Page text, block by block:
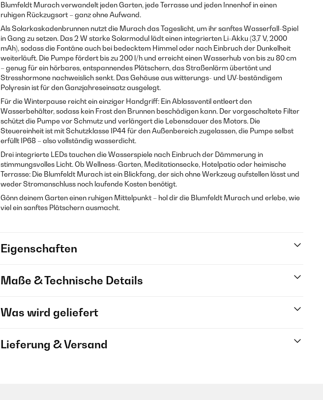
Blumfeldt Murach verwandelt jeden Garten, jede Terrasse und jeden Innenhof in einen
ruhigen Rückzugsort – ganz ohne Aufwand.
Als Solarkaskadenbrunnen nutzt die Murach das Tageslicht, um ihr sanftes Wasserfall-Spiel
in Gang zu setzen. Das 2 W starke Solarmodul lädt einen integrierten Li-Akku (3,7 V, 2000
mAh), sodass die Fontäne auch bei bedecktem Himmel oder nach Einbruch der Dunkelheit
weiterläuft. Die Pumpe fördert bis zu 200 l/h und erreicht einen Wasserhub von bis zu 80 cm
– genug für ein hörbares, entspannendes Plätschern, das Straßenlärm übertönt und
Stresshormone nachweislich senkt. Das Gehäuse aus witterungs- und UV-beständigem
Polyresin ist für den Ganzjahreseinsatz ausgelegt.
Für die Winterpause reicht ein einziger Handgriff: Ein Ablassventil entleert den
Wasserbehälter, sodass kein Frost den Brunnen beschädigen kann. Der vorgeschaltete Filter
schützt die Pumpe vor Schmutz und verlängert die Lebensdauer des Motors. Die
Steuereinheit ist mit Schutzklasse IP44 für den Außenbereich zugelassen, die Pumpe selbst
erfüllt IP68 – also vollständig wasserdicht.
Drei integrierte LEDs tauchen die Wasserspiele nach Einbruch der Dämmerung in
stimmungsvolles Licht. Ob Wellness-Garten, Meditationsecke, Hotelpatio oder heimische
Terrasse: Die Blumfeldt Murach ist ein Blickfang, der sich ohne Werkzeug aufstellen lässt und
weder Stromanschluss noch laufende Kosten benötigt.
Gönn deinem Garten einen ruhigen Mittelpunkt – hol dir die Blumfeldt Murach und erlebe, wie
viel ein sanftes Plätschern ausmacht.
Eigenschaften
Maße & Technische Details
Was wird geliefert
Lieferung & Versand